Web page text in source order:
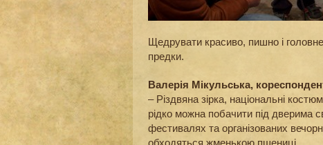
Щедрувати красиво, пишно і
предки.
Валерія Мікульська,
– Різдвяна зірка, національні
рідко можна побачити під дверима
фестивалях та організованих